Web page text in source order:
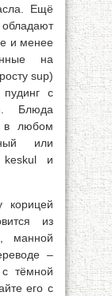
Ещё
и менее
на
sup)
с
Блюда
в любом
или
keskul и
корицей
из
манной
–
тёмной
его с